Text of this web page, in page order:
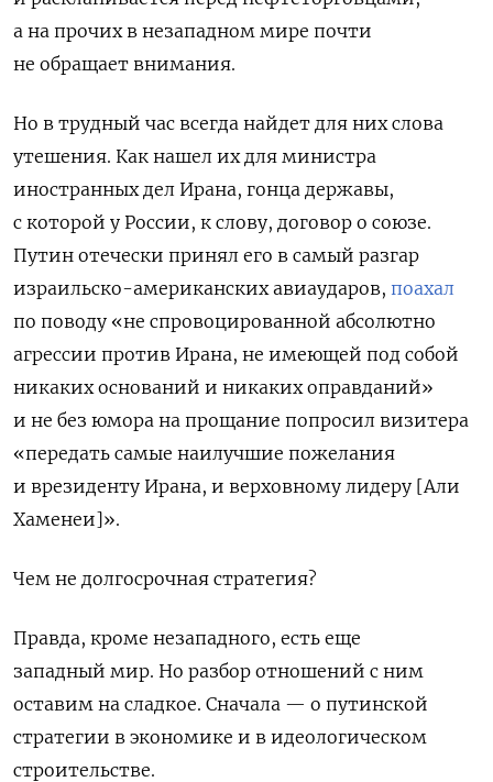
а на прочих в незападном мире почти
не обращает внимания.
Но в трудный час всегда найдет для них слова
утешения. Как нашел их для министра
иностранных дел Ирана, гонца державы,
с которой у России, к слову, договор о союзе.
Путин отечески принял его в самый разгар
израильско-американских авиаударов, поахал
по поводу «не спровоцированной абсолютно
агрессии против Ирана, не имеющей под собой
никаких оснований и никаких оправданий»
и не без юмора на прощание попросил визитера
«передать самые наилучшие пожелания
и врезиденту Ирана, и верховному лидеру [Али
Хаменеи]».
Чем не долгосрочная стратегия?
Правда, кроме незападного, есть еще
западный мир. Но разбор отношений с ним
оставим на сладкое. Сначала — о путинской
стратегии в экономике и в идеологическом
строительстве.